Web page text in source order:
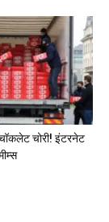
चोरी! इंटरनेट